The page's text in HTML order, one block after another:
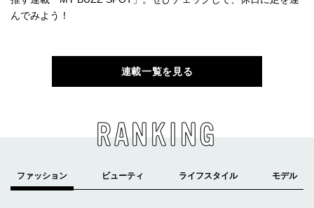
んでみよう！
連載一覧を見る
RANKING